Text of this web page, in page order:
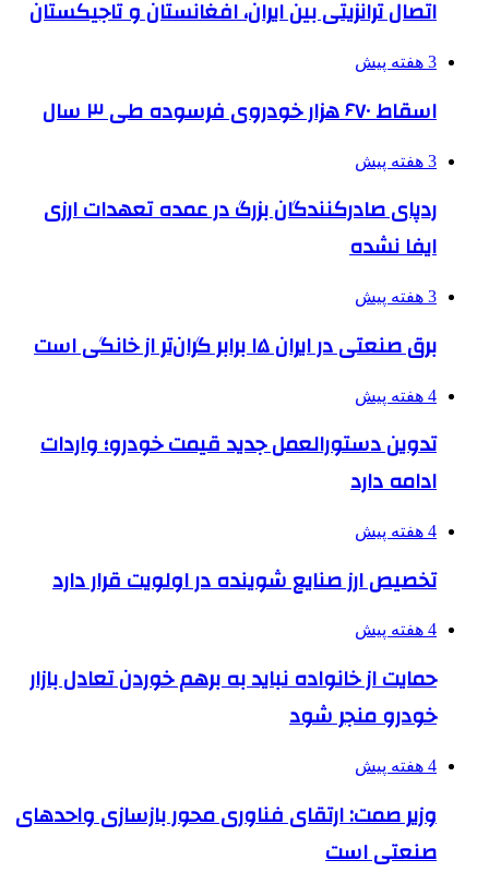
اتصال ترانزیتی بین ایران، افغانستان و تاجیکستان
3 هفته پیش
اسقاط ۶۷۰ هزار خودروی فرسوده طی ۳ سال
3 هفته پیش
ردپای صادرکنندگان بزرگ در عمده تعهدات ارزی
ایفا نشده
3 هفته پیش
برق صنعتی در ایران ۱۵ برابر گران‌تر از خانگی است
4 هفته پیش
تدوین دستورالعمل جدید قیمت خودرو؛ واردات
ادامه دارد
4 هفته پیش
تخصیص ارز صنایع شوینده در اولویت قرار دارد
4 هفته پیش
حمایت از خانواده نباید به برهم خوردن تعادل بازار
خودرو منجر شود
4 هفته پیش
وزیر صمت: ارتقای فناوری محور بازسازی واحدهای
صنعتی است